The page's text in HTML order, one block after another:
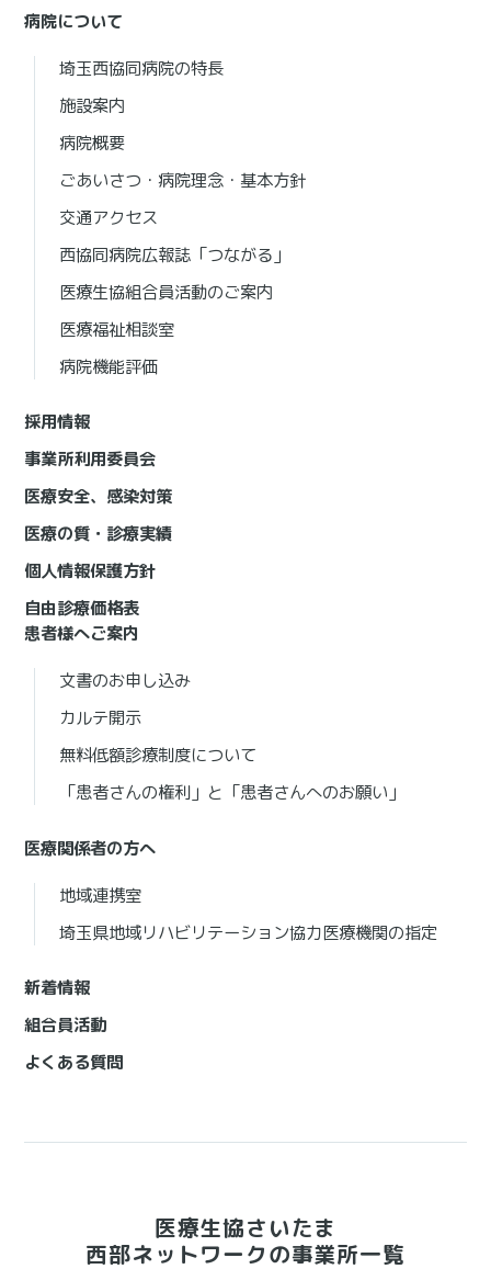
病院について
埼玉西協同病院の特長
施設案内
病院概要
ごあいさつ・病院理念・基本方針
交通アクセス
西協同病院広報誌「つながる」
医療生協組合員活動のご案内
医療福祉相談室
病院機能評価
採用情報
事業所利用委員会
医療安全、感染対策
医療の質・診療実績
個人情報保護方針
自由診療価格表
患者様へご案内
文書のお申し込み
カルテ開示
無料低額診療制度について
「患者さんの権利」と「患者さんへのお願い」
医療関係者の方へ
地域連携室
埼玉県地域リハビリテーション協力医療機関の指定
新着情報
組合員活動
よくある質問
医療生協さいたま
西部ネットワークの事業所一覧